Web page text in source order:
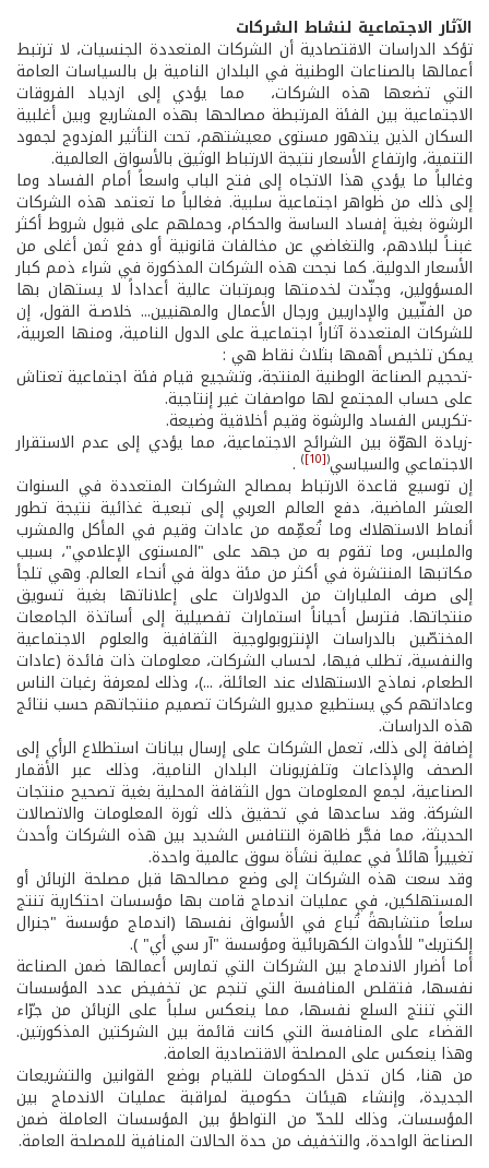
الآثار الاجتماعية لنشاط الشركات
تؤكد الدراسات الاقتصادية أن الشركات المتعددة الجنسيات، لا ترتبط
أعمالها بالصناعات الوطنية في البلدان النامية بل بالسياسات العامة
التي تضعها هذه الشركات، مما يؤدي إلى ازدياد الفروقات
الاجتماعية بين الفئة المرتبطة مصالحها بهذه المشاريع وبين أغلبية
السكان الذين يتدهور مستوى معيشتهم، تحت التأثير المزدوج لجمود
التنمية، وارتفاع الأسعار نتيجة الارتباط الوثيق بالأسواق العالمية.
وغالباً ما يؤدي هذا الاتجاه إلى فتح الباب واسعاً أمام الفساد وما
إلى ذلك من ظواهر اجتماعية سلبية. فغالباً ما تعتمد هذه الشركات
الرشوة بغية إفساد الساسة والحكام، وحملهم على قبول شروط أكثر
غبنـاً لبلادهم، والتغاضي عن مخالفات قانونية أو دفع ثمن أغلى من
الأسعار الدولية. كما نجحت هذه الشركات المذكورة في شراء ذمم كبار
المسؤولين، وجنّدت لخدمتها وبمرتبات عالية أعداداً لا يستهان بها
من الفنّيين والإداريين ورجال الأعمال والمهنيين... خلاصـة القول، إن
للشركات المتعددة آثاراً اجتماعيـة على الدول النامية، ومنها العربية،
يمكن تلخيص أهمها بثلاث نقاط هي :
-تحجيم الصناعة الوطنية المنتجة، وتشجيع قيام فئة اجتماعية تعتاش
على حساب المجتمع لها مواصفات غير إنتاجية.
-تكريس الفساد والرشوة وقيم أخلاقية وضيعة.
-زيادة الهوّة بين الشرائح الاجتماعية، مما يؤدي إلى عدم الاستقرار
الاجتماعي والسياسي(
[10]
)
.
إن توسيع قاعدة الارتباط بمصالح الشركات المتعددة في السنوات
العشر الماضية، دفع العالم العربي إلى تبعيـة غذائية نتيجة تطور
أنماط الاستهلاك وما تُعمِّمه من عادات وقيم في المأكل والمشرب
والملبس، وما تقوم به من جهد على "المستوى الإعلامي"، بسبب
مكاتبها المنتشرة في أكثر من مئة دولة في أنحاء العالم. وهي تلجأ
إلى صرف المليارات من الدولارات على إعلاناتها بغية تسويق
منتجاتها. فترسل أحياناً استمارات تفصيلية إلى أساتذة الجامعات
المختصّين بالدراسات الإنتروبولوجية الثقافية والعلوم الاجتماعية
والنفسية، تطلب فيها، لحساب الشركات، معلومات ذات فائدة (عادات
الطعام، نماذج الاستهلاك عند العائلة، ...)، وذلك لمعرفة رغبات الناس
وعاداتهم كي يستطيع مديرو الشركات تصميم منتجاتهم حسب نتائج
هذه الدراسات.
إضافة إلى ذلك، تعمل الشركات على إرسال بيانات استطلاع الرأي إلى
الصحف والإذاعات وتلفزيونات البلدان النامية، وذلك عبر الأقمار
الصناعية، لجمع المعلومات حول الثقافة المحلية بغية تصحيح منتجات
الشركة. وقد ساعدها في تحقيق ذلك ثورة المعلومات والاتصالات
الحديثة، مما فجَّر ظاهرة التنافس الشديد بين هذه الشركات وأحدث
تغييراً هائلاً في عملية نشأة سوق عالمية واحدة.
وقد سعت هذه الشركات إلى وضع مصالحها قبل مصلحة الزبائن أو
المستهلكين، في عمليات اندماج قامت بها مؤسسات احتكارية تنتج
سلعاً متشابهةً تُباع في الأسواق نفسها (اندماج مؤسسة "جنرال
إلكتريك" للأدوات الكهربائية ومؤسسة "آر سي أي" ).
أما أضرار الاندماج بين الشركات التي تمارس أعمالها ضمن الصناعة
نفسها، فتقلص المنافسة التي تنجم عن تخفيض عدد المؤسسات
التي تنتج السلع نفسها، مما ينعكس سلباً على الزبائن من جرّاء
القضاء على المنافسة التي كانت قائمة بين الشركتين المذكورتين.
وهذا ينعكس على المصلحة الاقتصادية العامة.
من هنا، كان تدخل الحكومات للقيام بوضع القوانين والتشريعات
الجديدة، وإنشاء هيئات حكومية لمراقبة عمليات الاندماج بين
المؤسسات، وذلك للحدّ من التواطؤ بين المؤسسات العاملة ضمن
الصناعة الواحدة، والتخفيف من حدة الحالات المنافية للمصلحة العامة.